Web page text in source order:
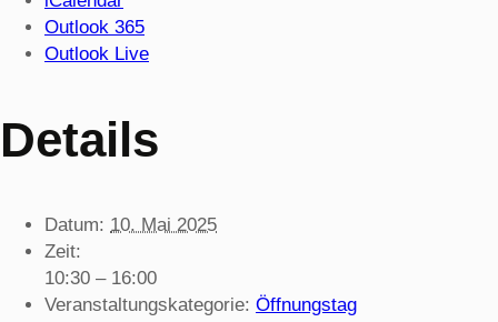
Outlook 365
Outlook Live
Details
Datum: 10. Mai 2025
Zeit:
10:30 – 16:00
Veranstaltungskategorie: Öffnungstag